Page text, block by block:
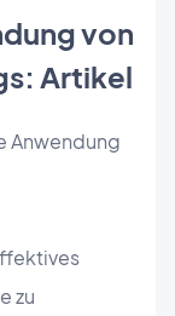
von
Artikel
Anwendung
zu